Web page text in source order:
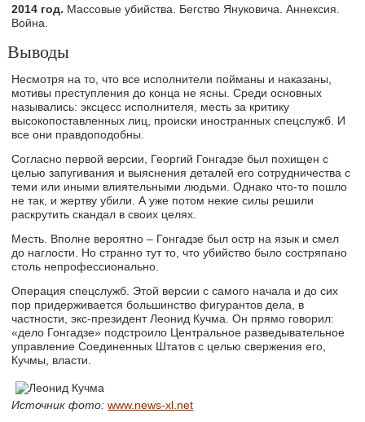
2014 год. Массовые убийства. Бегство Януковича. Аннексия.
Война.
Выводы
Несмотря на то, что все исполнители пойманы и наказаны,
мотивы преступления до конца не ясны. Среди основных
назывались: эксцесс исполнителя, месть за критику
высокопоставленных лиц, происки иностранных спецслужб. И
все они правдоподобны.
Согласно первой версии, Георгий Гонгадзе был похищен с
целью запугивания и выяснения деталей его сотрудничества с
теми или иными влиятельными людьми. Однако что-то пошло
не так, и жертву убили. А уже потом некие силы решили
раскрутить скандал в своих целях.
Месть. Вполне вероятно – Гонгадзе был остр на язык и смел
до наглости. Но странно тут то, что убийство было состряпано
столь непрофессионально.
Операция спецслужб. Этой версии с самого начала и до сих
пор придерживается большинство фигурантов дела, в
частности, экс-президент Леонид Кучма. Он прямо говорил:
«дело Гонгадзе» подстроило Центральное разведывательное
управление Соединенных Штатов с целью свержения его,
Кучмы, власти.
Источник фото:www.news-xl.net